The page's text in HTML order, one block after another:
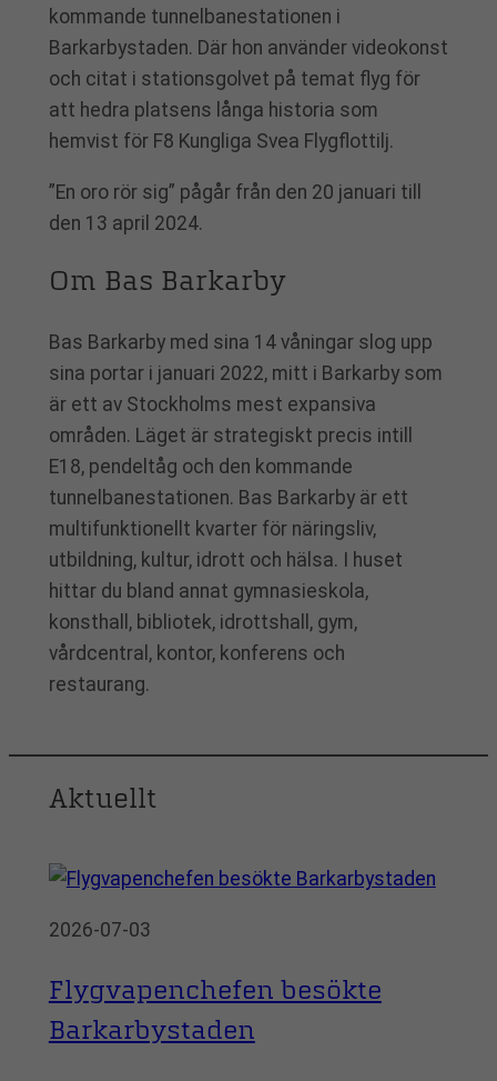
kommande tunnelbanestationen i
Barkarbystaden. Där hon använder videokonst
och citat i stationsgolvet på temat flyg för
att hedra platsens långa historia som
hemvist för F8 Kungliga Svea Flygflottilj.
”En oro rör sig” pågår från den 20 januari till
den 13 april 2024.
Om Bas Barkarby
Bas Barkarby med sina 14 våningar slog upp
sina portar i januari 2022, mitt i Barkarby som
är ett av Stockholms mest expansiva
områden. Läget är strategiskt precis intill
E18, pendeltåg och den kommande
tunnelbanestationen. Bas Barkarby är ett
multifunktionellt kvarter för näringsliv,
utbildning, kultur, idrott och hälsa. I huset
hittar du bland annat gymnasieskola,
konsthall, bibliotek, idrottshall, gym,
vårdcentral, kontor, konferens och
restaurang.
Aktuellt
2026-07-03
Flygvapenchefen besökte
Barkarbystaden